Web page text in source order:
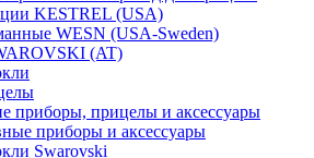
KESTREL (USA)
WESN (USA-Sweden)
(AT)
приборы, прицелы и аксессуары
приборы и аксессуары
Swarovski